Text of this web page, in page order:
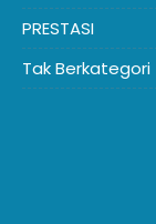
PRESTASI
Tak Berkategori